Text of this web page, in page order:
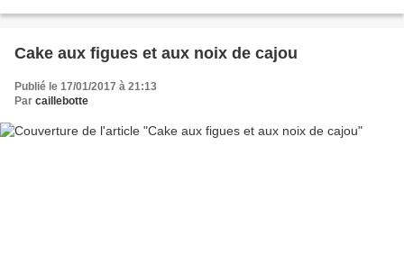
Cake aux figues et aux noix de cajou
Publié le 17/01/2017 à 21:13
Par caillebotte